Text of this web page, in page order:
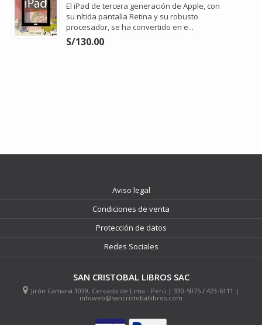
El iPad de tercera generación de Apple, con
su nítida pantalla Retina y su robusto
procesador, se ha convertido en e...
S/130.00
Aviso legal
Condiciones de venta
Protección de datos
Redes Sociales
SAN CRISTOBAL LIBROS SAC
Jirón Camaná 1039, Cercado de Lima - Perú | 330-5075 / 423-6111 |
infoweb@sancristoballibros.com